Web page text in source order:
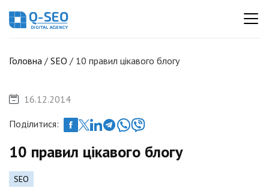
Головна / SEO / 10 правил цікавого блогу
16.12.2014
Поділитися:
10 правил цікавого блогу
SEO